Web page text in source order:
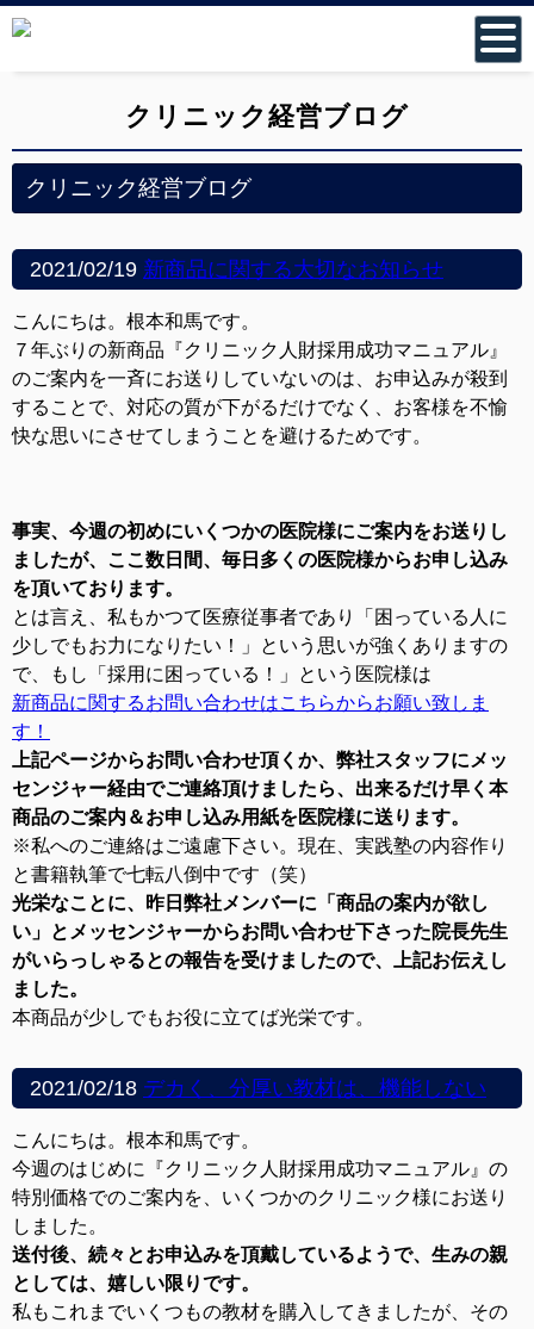
クリニック経営ブログ
クリニック経営ブログ
2021/02/19 新商品に関する大切なお知らせ
こんにちは。根本和馬です。
７年ぶりの新商品『クリニック人財採用成功マニュアル』
のご案内を一斉にお送りしていないのは、お申込みが殺到
することで、対応の質が下がるだけでなく、お客様を不愉
快な思いにさせてしまうことを避けるためです。
事実、今週の初めにいくつかの医院様にご案内をお送りし
ましたが、ここ数日間、毎日多くの医院様からお申し込み
を頂いております。
とは言え、私もかつて医療従事者であり「困っている人に
少しでもお力になりたい！」という思いが強くありますの
で、もし「採用に困っている！」という医院様は
新商品に関するお問い合わせはこちらからお願い致しま
す！
上記ページからお問い合わせ頂くか、弊社スタッフにメッ
センジャー経由でご連絡頂けましたら、出来るだけ早く本
商品のご案内＆お申し込み用紙を医院様に送ります。
※私へのご連絡はご遠慮下さい。現在、実践塾の内容作り
と書籍執筆で七転八倒中です（笑）
光栄なことに、昨日弊社メンバーに「商品の案内が欲し
い」とメッセンジャーからお問い合わせ下さった院長先生
がいらっしゃるとの報告を受けましたので、上記お伝えし
ました。
本商品が少しでもお役に立てば光栄です。
2021/02/18 デカく、分厚い教材は、機能しない
こんにちは。根本和馬です。
今週のはじめに『クリニック人財採用成功マニュアル』の
特別価格でのご案内を、いくつかのクリニック様にお送り
しました。
送付後、続々とお申込みを頂戴しているようで、生みの親
としては、嬉しい限りです。
私もこれまでいくつもの教材を購入してきましたが、その